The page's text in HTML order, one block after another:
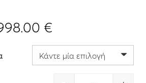
€
range:
771.00 €
through